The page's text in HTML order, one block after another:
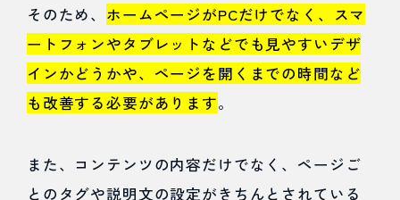
そのため、 ホームページがPCだけでなく、スマ
ートフォンやタブレットなどでも見やすいデザ
インかどうかや、ページを開くまでの時間など
も改善する必要があります。
また、コンテンツの内容だけでなく、ページご
とのタグや説明文の設定がきちんとされている